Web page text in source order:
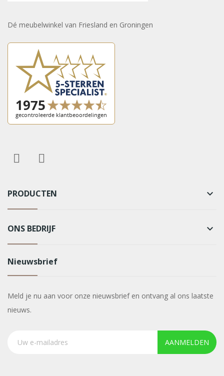
Dé meubelwinkel van Friesland en Groningen
PRODUCTEN keyboard_arrow_down
ONS BEDRIJF keyboard_arrow_down
Nieuwsbrief
Meld je nu aan voor onze nieuwsbrief en ontvang al ons laatste
nieuws.
AANMELDEN